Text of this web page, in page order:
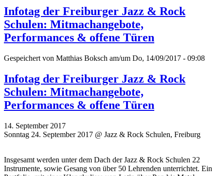
Infotag der Freiburger Jazz & Rock
Schulen: Mitmachangebote,
Performances & offene Türen
Gespeichert von Matthias Boksch am/um Do, 14/09/2017 - 09:08
Infotag der Freiburger Jazz & Rock
Schulen: Mitmachangebote,
Performances & offene Türen
14. September 2017
Sonntag 24. September 2017 @ Jazz & Rock Schulen, Freiburg
Insgesamt werden unter dem Dach der Jazz & Rock Schulen 22
Instrumente, sowie Gesang von über 50 Lehrenden unterrichtet. Ein